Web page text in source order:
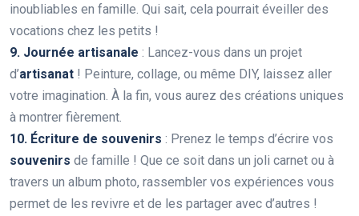
inoubliables en famille. Qui sait, cela pourrait éveiller des
vocations chez les petits !
9. Journée artisanale : Lancez-vous dans un projet
d’artisanat ! Peinture, collage, ou même DIY, laissez aller
votre imagination. À la fin, vous aurez des créations uniques
à montrer fièrement.
10. Écriture de souvenirs : Prenez le temps d’écrire vos
souvenirs de famille ! Que ce soit dans un joli carnet ou à
travers un album photo, rassembler vos expériences vous
permet de les revivre et de les partager avec d’autres !